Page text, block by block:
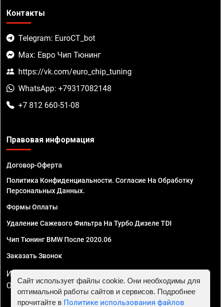
Контакты
Telegram: EuroCT_bot
Max: Евро Чип Тюнинг
https://vk.com/euro_chip_tuning
WhatsApp: +79317082148
+7 812 660-51-08
Правовая информация
Договор-Оферта
Политика Конфиденциальности. Согласие На Обработку
Персональных Данных.
Формы Оплаты
Удаление Сажевого Фильтра На Турбо Дизеле TDI
Чип Тюнинг BMW После 2020.06
Заказать Звонок
ИП Смирнов Георгий Павлович. ИНН 781302555843,
ОГРНИП 324470400032610
Сайт использует файлы cookie. Они необходимы для
оптимальной работы сайтов и сервисов. Подробнее
прочитайте в Политике использования файлов